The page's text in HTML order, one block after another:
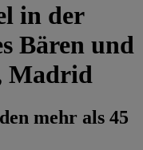
in der
Bären und
Madrid
mehr als 45